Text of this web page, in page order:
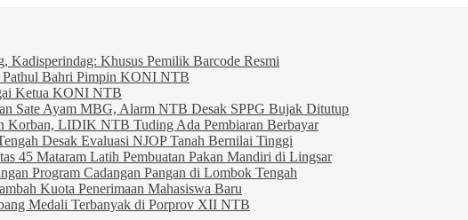
Kadisperindag: Khusus Pemilik Barcode Resmi
Pathul Bahri Pimpin KONI NTB
Ketua KONI NTB
Sate Ayam MBG, Alarm NTB Desak SPPG Bujak Ditutup
Korban, LIDIK NTB Tuding Ada Pembiaran Berbayar
Desak Evaluasi NJOP Tanah Bernilai Tinggi
45 Mataram Latih Pembuatan Pakan Mandiri di Lingsar
Program Cadangan Pangan di Lombok Tengah
Kuota Penerimaan Mahasiswa Baru
Medali Terbanyak di Porprov XII NTB